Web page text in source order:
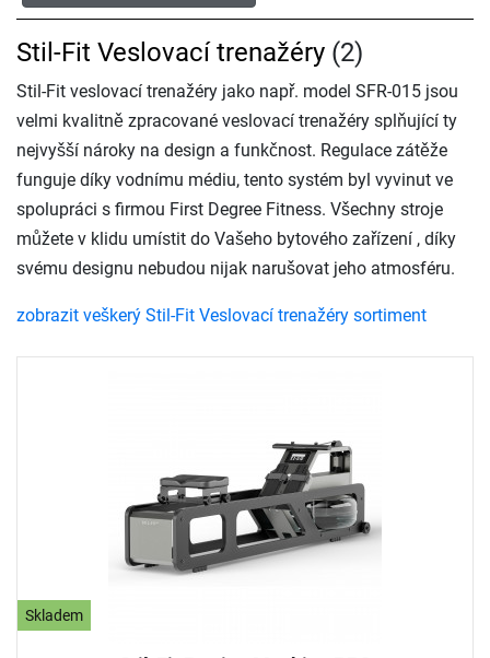
Skladem
Stil-Fit Veslovací trenažéry (2)
Stil-Fit veslovací trenažéry jako např. model SFR-015 jsou
velmi kvalitně zpracované veslovací trenažéry splňující ty
nejvyšší nároky na design a funkčnost. Regulace zátěže
funguje díky vodnímu médiu, tento systém byl vyvinut ve
spolupráci s firmou First Degree Fitness. Všechny stroje
můžete v klidu umístit do Vašeho bytového zařízení , díky
svému designu nebudou nijak narušovat jeho atmosféru.
zobrazit veškerý Stil-Fit Veslovací trenažéry sortiment